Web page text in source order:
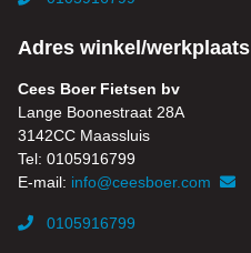
Adres winkel/werkplaats
Cees Boer Fietsen bv
Lange Boonestraat 28A
3142CC Maassluis
Tel: 0105916799
E-mail: info@ceesboer.com
0105916799